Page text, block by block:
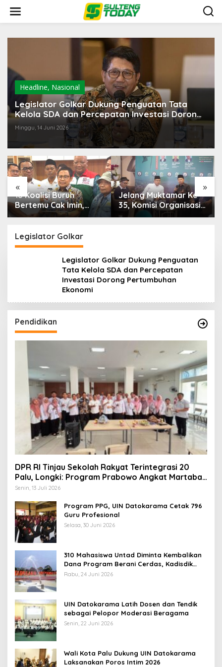
konten
Headline, Nasional
Legislator Golkar Dukung Penguatan Tata
Kelola SDA dan Percepatan Investasi Dorong
Pertumbuhan Ekonomi
Minggu, 14 Juni 2026
« »
Jelang Muktamar Ke-
35, Komisi Organisasi
NU Usulkan Perubahan
Bersihkan Politik Uang
Temuan 6 Juta Data
Ganda Penerima MBG,
Komisi IX: Tindak
Legislator Golkar
Legislator Golkar Dukung Penguatan
Tata Kelola SDA dan Percepatan
Investasi Dorong Pertumbuhan
Ekonomi
Pendidikan
DPR RI Tinjau Sekolah Rakyat Terintegrasi 20
Palu, Longki: Program Prabowo Angkat Martabat
Anak Miskin
Senin, 13 Juli 2026
Program PPG, UIN Datokarama Cetak 796
Guru Profesional
Selasa, 30 Juni 2026
310 Mahasiswa Untad Diminta Kembalikan
Dana Program Berani Cerdas, Kadisdik
Sulteng: Tidak Boleh Terima Beasiswa
Rabu, 24 Juni 2026
UIN Datokarama Latih Dosen dan Tendik
sebagai Pelopor Moderasi Beragama
Senin, 22 Juni 2026
Wali Kota Palu Dukung UIN Datokarama
Laksanakan Poros Intim 2026